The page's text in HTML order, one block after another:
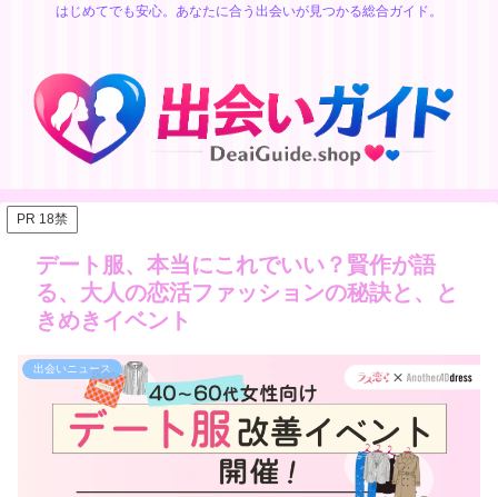
はじめてでも安心。あなたに合う出会いが見つかる総合ガイド。
PR 18禁
デート服、本当にこれでいい？賢作が語
る、大人の恋活ファッションの秘訣と、と
きめきイベント
出会いニュース